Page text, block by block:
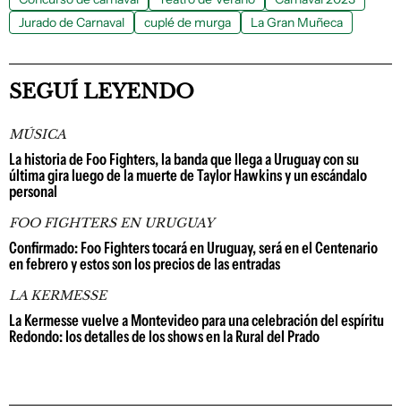
Jurado de Carnaval
cuplé de murga La Gran Muñeca
SEGUÍ LEYENDO
MÚSICA
La historia de Foo Fighters, la banda que llega a Uruguay con su
última gira luego de la muerte de Taylor Hawkins y un escándalo
personal
FOO FIGHTERS EN URUGUAY
Confirmado: Foo Fighters tocará en Uruguay, será en el Centenario
en febrero y estos son los precios de las entradas
LA KERMESSE
La Kermesse vuelve a Montevideo para una celebración del espíritu
Redondo: los detalles de los shows en la Rural del Prado